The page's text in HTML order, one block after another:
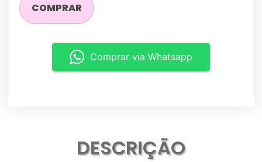
COMPRAR
Comprar via Whatsapp
DESCRIÇÃO